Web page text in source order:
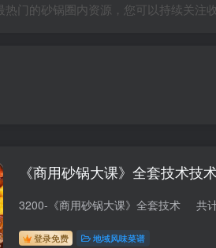
门的砂锅圈内资源，您可以持续关注
《商用砂锅大课》全套技术技
登录免费 地域风味菜谱